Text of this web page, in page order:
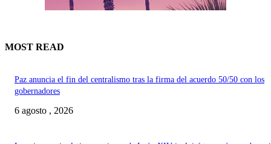
MOST READ
Paz anuncia el fin del centralismo tras la firma del acuerdo 50/50 con los
gobernadores
6 agosto , 2026